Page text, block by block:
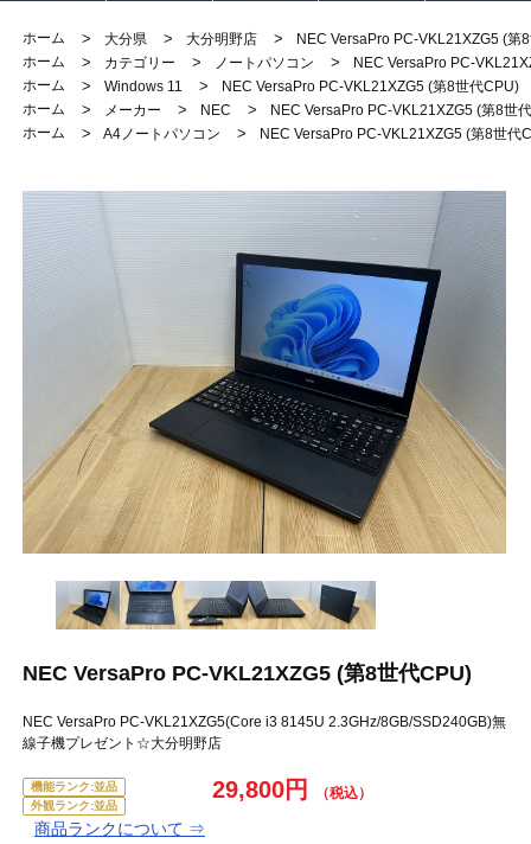
ホーム > 大分県 > 大分明野店 >
NEC VersaPro PC-VKL21XZG5 (第
ホーム
> カテゴリー > ノートパソコン >
NEC VersaPro PC-
ホーム
> Windows 11 >
NEC VersaPro PC-VKL21XZG5 (第8世代CPU)
ホーム
> メーカー > NEC >
NEC VersaPro PC-VKL21XZG5 (第8世
ホーム
> A4ノートパソコン > NEC VersaPro PC-VKL21XZG5 (第8世代
NEC VersaPro PC-VKL21XZG5 (第8世代CPU)
NEC VersaPro PC-VKL21XZG5(Core i3 8145U 2.3GHz/8GB/SSD240GB)無
線子機プレゼント☆大分明野店
機能ランク:並品
外観ランク:並品
商品ランクについて ⇒
29,800円